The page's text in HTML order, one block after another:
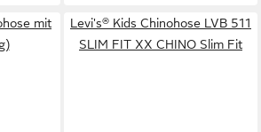
mit
Levi's® Kids Chinohose LVB 511
SLIM FIT XX CHINO Slim Fit